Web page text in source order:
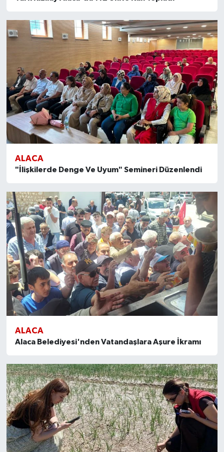
ALACA
"İlişkilerde Denge Ve Uyum" Semineri Düzenlendi
ALACA
Alaca Belediyesi'nden Vatandaşlara Aşure İkramı